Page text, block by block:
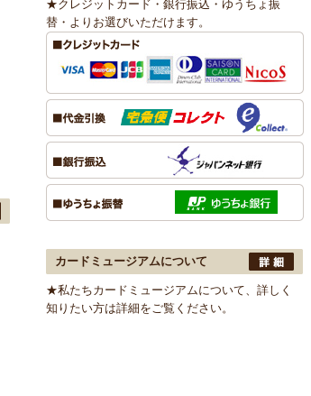
★クレジットカード・銀行振込・ゆうちょ振
替・よりお選びいただけます。
カードミュージアムについて
★私たちカードミュージアムについて、詳しく
知りたい方は詳細をご覧ください。